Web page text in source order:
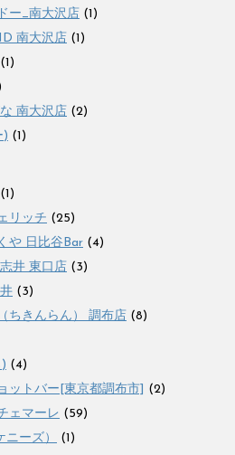
ー_南大沢店 (1)
南大沢店 (1)
(1)
南大沢店 (2)
) (1)
(1)
リッチ (25)
や 日比谷Bar (4)
井 東口店 (3)
(3)
ちきんらん） 調布店 (8)
(4)
ットバー[東京都調布市]
(2)
ェマーレ (59)
ーズ）
(1)